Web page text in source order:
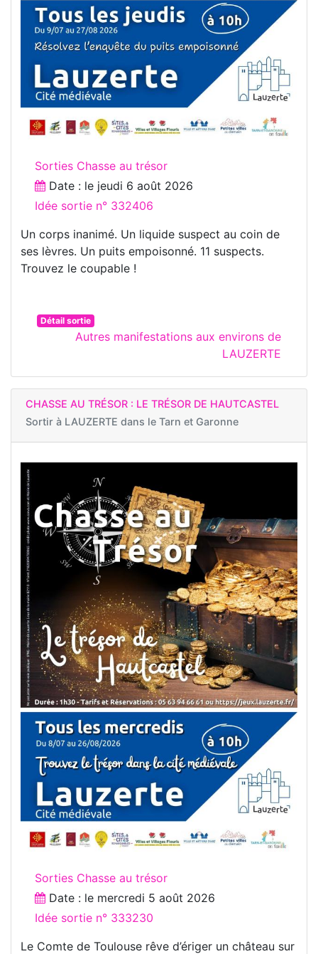
Sorties Chasse au trésor
Date : le jeudi 6 août 2026
Idée sortie n° 332406
Un corps inanimé. Un liquide suspect au coin de
ses lèvres. Un puits empoisonné. 11 suspects.
Trouvez le coupable !
Détail sortie
Autres manifestations aux environs de
LAUZERTE
CHASSE AU TRÉSOR : LE TRÉSOR DE HAUTCASTEL
Sortir à LAUZERTE dans le Tarn et Garonne
Sorties Chasse au trésor
Date : le mercredi 5 août 2026
Idée sortie n° 333230
Le Comte de Toulouse rêve d’ériger un château sur